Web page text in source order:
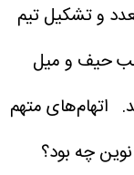
و تشکیل تیم
حیف و میل
اتهام‌های متهم
چه بود؟